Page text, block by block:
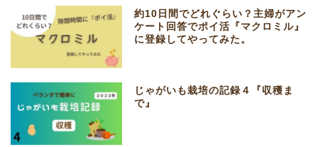
約10日間でどれぐらい？主婦がアン
ケート回答でポイ活『マクロミル』
に登録してやってみた。
じゃがいも栽培の記録４『収穫ま
で』